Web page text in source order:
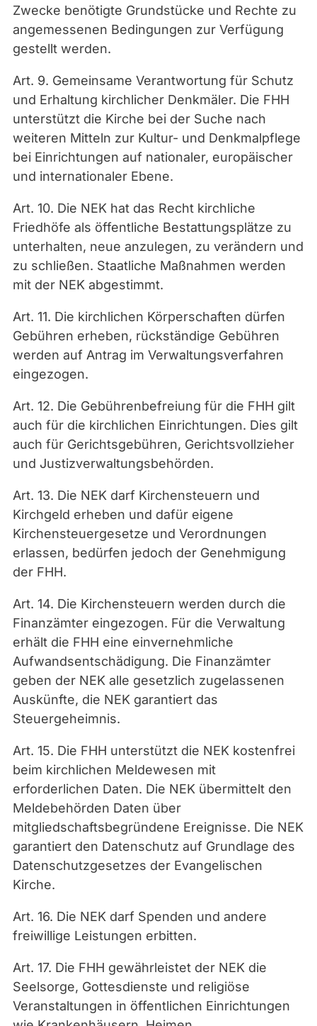
Zwecke benötigte Grundstücke und Rechte zu
angemessenen Bedingungen zur Verfügung
gestellt werden.
Art. 9. Gemeinsame Verantwortung für Schutz
und Erhaltung kirchlicher Denkmäler. Die FHH
unterstützt die Kirche bei der Suche nach
weiteren Mitteln zur Kultur- und Denkmalpflege
bei Einrichtungen auf nationaler, europäischer
und internationaler Ebene.
Art. 10. Die NEK hat das Recht kirchliche
Friedhöfe als öffentliche Bestattungsplätze zu
unterhalten, neue anzulegen, zu verändern und
zu schließen. Staatliche Maßnahmen werden
mit der NEK abgestimmt.
Art. 11. Die kirchlichen Körperschaften dürfen
Gebühren erheben, rückständige Gebühren
werden auf Antrag im Verwaltungsverfahren
eingezogen.
Art. 12. Die Gebührenbefreiung für die FHH gilt
auch für die kirchlichen Einrichtungen. Dies gilt
auch für Gerichtsgebühren, Gerichtsvollzieher
und Justizverwaltungsbehörden.
Art. 13. Die NEK darf Kirchensteuern und
Kirchgeld erheben und dafür eigene
Kirchensteuergesetze und Verordnungen
erlassen, bedürfen jedoch der Genehmigung
der FHH.
Art. 14. Die Kirchensteuern werden durch die
Finanzämter eingezogen. Für die Verwaltung
erhält die FHH eine einvernehmliche
Aufwandsentschädigung. Die Finanzämter
geben der NEK alle gesetzlich zugelassenen
Auskünfte, die NEK garantiert das
Steuergeheimnis.
Art. 15. Die FHH unterstützt die NEK kostenfrei
beim kirchlichen Meldewesen mit
erforderlichen Daten. Die NEK übermittelt den
Meldebehörden Daten über
mitgliedschaftsbegründene Ereignisse. Die NEK
garantiert den Datenschutz auf Grundlage des
Datenschutzgesetzes der Evangelischen
Kirche.
Art. 16. Die NEK darf Spenden und andere
freiwillige Leistungen erbitten.
Art. 17. Die FHH gewährleistet der NEK die
Seelsorge, Gottesdienste und religiöse
Veranstaltungen in öffentlichen Einrichtungen